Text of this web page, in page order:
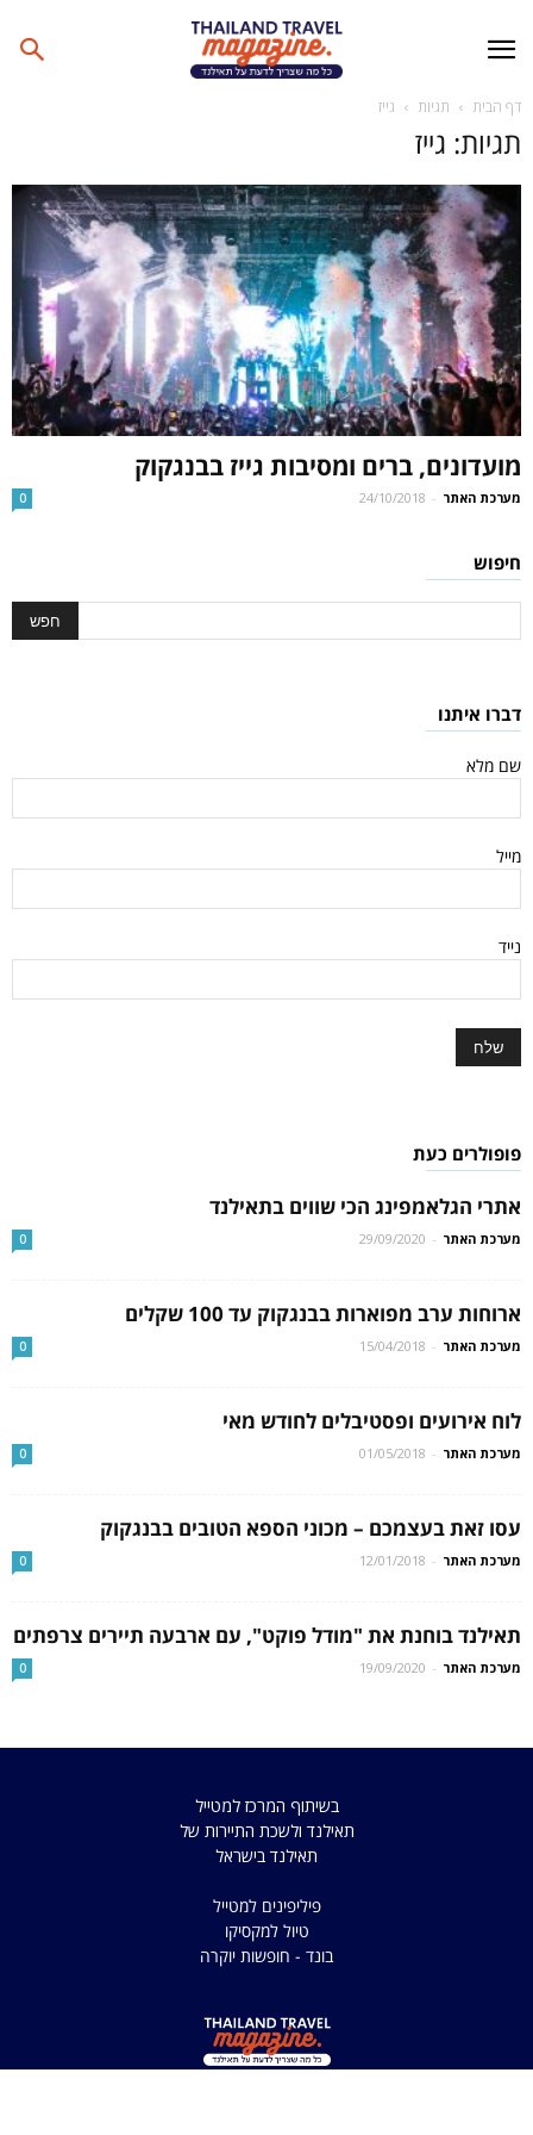
דף הבית תגיות גייז
תגיות: גייז
מועדונים, ברים ומסיבות גייז בבנגקוק
מערכת האתר -
24/10/2018
0
חיפוש
דברו איתנו
שם מלא
מייל
נייד
פופולרים כעת
אתרי הגלאמפינג הכי שווים בתאילנד
מערכת האתר -
29/09/2020
0
ארוחות ערב מפוארות בבנגקוק עד 100 שקלים
מערכת האתר -
15/04/2018
0
לוח אירועים ופסטיבלים לחודש מאי
מערכת האתר -
01/05/2018
0
עסו זאת בעצמכם – מכוני הספא הטובים בבנגקוק
מערכת האתר -
12/01/2018
0
תאילנד בוחנת את "מודל פוקט", עם ארבעה תיירים צרפתים
מערכת האתר -
19/09/2020
0
בשיתוף המרכז למטייל
תאילנד ולשכת התיירות של
תאילנד בישראל
פיליפינים למטייל
טיול למקסיקו
בונד - חופשות יוקרה